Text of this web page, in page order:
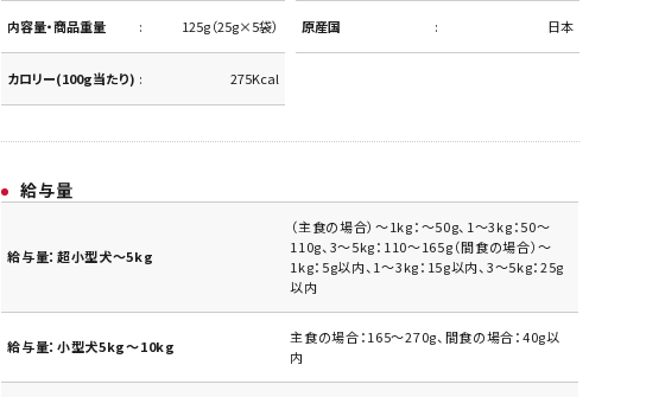
内容量・商品重量 125g（25g×5袋） 原産国 日本
カロリー(100g当たり) 275Kcal
給与量
給与量：超小型犬～5kg
（主食の場合）～1kg：～50g、1～3kg：50～
110g、3～5kg：110～165g（間食の場合）～
1kg：5g以内、1～3kg：15g以内、3～5kg：25g
以内
給与量：小型犬5kg～10kg
主食の場合：165～270g、間食の場合：40g以
内